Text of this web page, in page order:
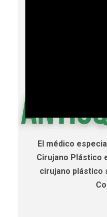
El médico
Cirujano Plástico
cirujano plástico